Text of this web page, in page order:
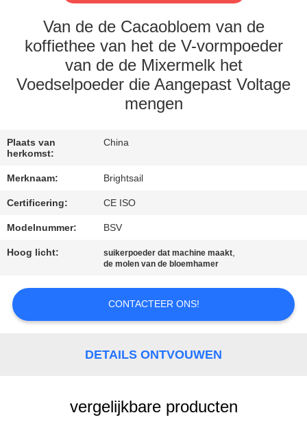
FABRIEKSRONDLEIDING
KWALITEITSCONTROLE
CONTACTEER
NIEUWS
GEVALLEN
SITEMAP
PRIVACY
POLICY
Van de de Cacaobloem van de
koffiethee van het de V-vormpoeder
van de de Mixermelk het
Voedselpoeder die Aangepast Voltage
mengen
Plaats van
herkomst:
China
Merknaam: Brightsail
Certificering: CE ISO
Modelnummer: BSV
Hoog licht: suikerpoeder dat machine maakt,
de molen van de bloemhamer
CONTACTEER ONS!
DETAILS ONTVOUWEN
vergelijkbare producten